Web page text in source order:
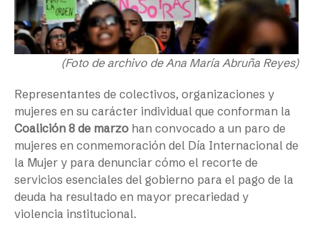
(Foto de archivo de Ana María Abruña Reyes)
Representantes de colectivos, organizaciones y
mujeres en su carácter individual que conforman la
Coalición 8 de marzo han convocado a un paro de
mujeres en conmemoración del Día Internacional de
la Mujer y para denunciar cómo el recorte de
servicios esenciales del gobierno para el pago de la
deuda ha resultado en mayor precariedad y
violencia institucional.